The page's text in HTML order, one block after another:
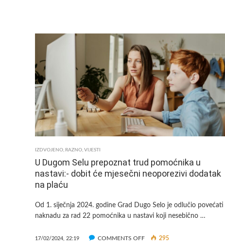
FRIZERA
I
KOZMETIČARA
IZDVOJENO, RAZNO, VIJESTI
U Dugom Selu prepoznat trud pomoćnika u
nastavi:- dobit će mjesečni neoporezivi dodatak
na plaću
Od 1. siječnja 2024. godine Grad Dugo Selo je odlučio povećati
naknadu za rad 22 pomoćnika u nastavi koji nesebično …
17/02/2024, 22:19 COMMENTS OFFON
295